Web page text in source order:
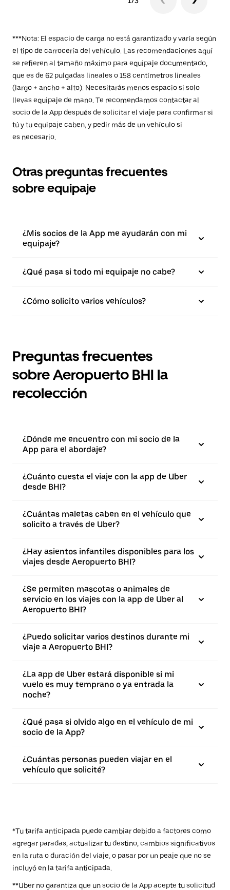
***Nota: El espacio de carga no está garantizado y varía según
el tipo de carrocería del vehículo. Las recomendaciones aquí
se refieren al tamaño máximo para equipaje documentado,
que es de 62 pulgadas lineales o 158 centímetros lineales
(largo + ancho + alto). Necesitarás menos espacio si solo
llevas equipaje de mano. Te recomendamos contactar al
socio de la App después de solicitar el viaje para confirmar si
tú y tu equipaje caben, y pedir más de un vehículo si
es necesario.
Otras preguntas frecuentes
sobre equipaje
¿Mis socios de la App me ayudarán con mi
equipaje?
¿Qué pasa si todo mi equipaje no cabe?
¿Cómo solicito varios vehículos?
Preguntas frecuentes
sobre Aeropuerto BHI la
recolección
¿Dónde me encuentro con mi socio de la
App para el abordaje?
¿Cuánto cuesta el viaje con la app de Uber
desde BHI?
¿Cuántas maletas caben en el vehículo que
solicito a través de Uber?
¿Hay asientos infantiles disponibles para los
viajes desde Aeropuerto BHI?
¿Se permiten mascotas o animales de
servicio en los viajes con la app de Uber al
Aeropuerto BHI?
¿Puedo solicitar varios destinos durante mi
viaje a Aeropuerto BHI?
¿La app de Uber estará disponible si mi
vuelo es muy temprano o ya entrada la
noche?
¿Qué pasa si olvido algo en el vehículo de mi
socio de la App?
¿Cuántas personas pueden viajar en el
vehículo que solicité?
*Tu tarifa anticipada puede cambiar debido a factores como
agregar paradas, actualizar tu destino, cambios significativos
en la ruta o duración del viaje, o pasar por un peaje que no se
incluyó en la tarifa anticipada.
**Uber no garantiza que un socio de la App acepte tu solicitud